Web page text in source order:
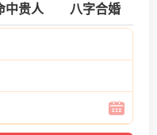
中贵人 八字合婚